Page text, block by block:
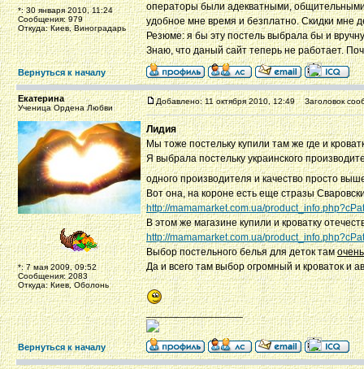
*: 30 января 2010, 11:24
Сообщения: 979
Откуда: Киев, Виноградарь
операторы были адекватными,
удобное мне время и безплатно. Скидки мне
Резюме: я бы эту постель выбрала бы и
Знаю, что даный сайт теперь не работает.
Вернуться к началу
Екатерина
Ученица Ордена Любви
*: 7 мая 2009, 09:52
Сообщения: 2083
Откуда: Киев, Оболонь
Добавлено: 11 октября 2010, 12:49 Заголовок
Лидия
Мы тоже постельку купили там же где и
Я выбрала постельку украинского
одного производителя и качество просто
Вот она, на короне есть еще стразы
http://mamamarket.com.ua/
В этом же магазине купили и кроватку
http://mamamarket.com.ua/
Выбор постельного белья для деток там
Да и всего там выбор огромный и кроваток и
_________________
Вернуться к началу